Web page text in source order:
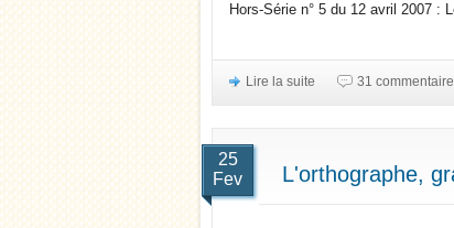
Hors-Série n° 5 du 12 avril 2007 :
Lire la suite 31
25
Fev
L'orthographe,